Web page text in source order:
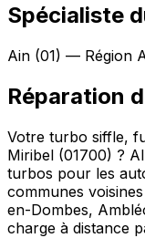
Spécialiste
Ain (01) — Région
Réparation
Votre turbo siffle,
Miribel (01700) ?
turbos pour les
communes
en-Dombes,
charge à distance